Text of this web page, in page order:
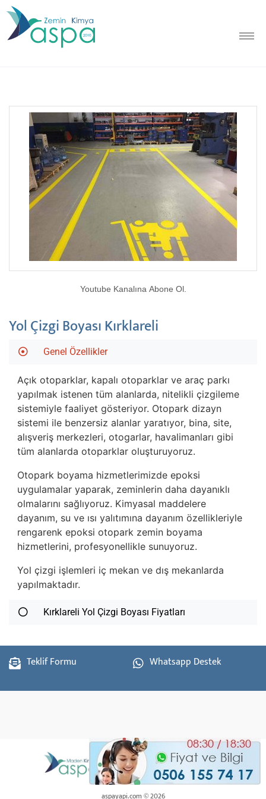
Youtube Kanalına Abone Ol.
Yol Çizgi Boyası Kırklareli
Genel Özellikler
Açık otoparklar, kapalı otoparklar ve araç parkı
yapılmak istenen tüm alanlarda, nitelikli çizgileme
sistemiyle faaliyet gösteriyor. Otopark dizayn
sistemi ile benzersiz alanlar yaratıyor, bina, site,
alışveriş merkezleri, otogarlar, havalimanları gibi
tüm alanlarda otoparklar oluşturuyoruz.
Otopark boyama hizmetlerimizde epoksi
uygulamalar yaparak, zeminlerin daha dayanıklı
olmalarını sağlıyoruz. Kimyasal maddelere
dayanım, su ve ısı yalıtımına dayanım özellikleriyle
rengarenk epoksi otopark zemin boyama
hizmetlerini, profesyonellikle sunuyoruz.
Yol çizgi işlemleri iç mekan ve dış mekanlarda
yapılmaktadır.
Kırklareli Yol Çizgi Boyası Fiyatları
Teklif Formu Whatsapp Destek
aspayapi.com © 2026